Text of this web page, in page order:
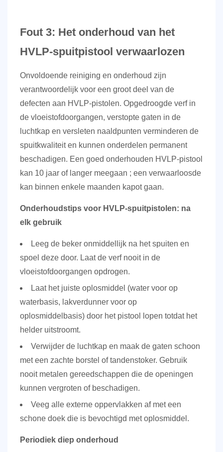
Fout 3: Het onderhoud van het
HVLP-spuitpistool verwaarlozen
Onvoldoende reiniging en onderhoud zijn
verantwoordelijk voor een groot deel van de
defecten aan HVLP-pistolen. Opgedroogde verf in
de vloeistofdoorgangen, verstopte gaten in de
luchtkap en versleten naaldpunten verminderen de
spuitkwaliteit en kunnen onderdelen permanent
beschadigen. Een goed onderhouden HVLP-pistool
kan 10 jaar of langer meegaan ; een verwaarloosde
kan binnen enkele maanden kapot gaan.
Onderhoudstips voor HVLP-spuitpistolen: na
elk gebruik
Leeg de beker onmiddellijk na het spuiten en
spoel deze door. Laat de verf nooit in de
vloeistofdoorgangen opdrogen.
Laat het juiste oplosmiddel (water voor op
waterbasis, lakverdunner voor op
oplosmiddelbasis) door het pistool lopen totdat het
helder uitstroomt.
Verwijder de luchtkap en maak de gaten schoon
met een zachte borstel of tandenstoker. Gebruik
nooit metalen gereedschappen die de openingen
kunnen vergroten of beschadigen.
Veeg alle externe oppervlakken af ​​met een
schone doek die is bevochtigd met oplosmiddel.
Periodiek diep onderhoud